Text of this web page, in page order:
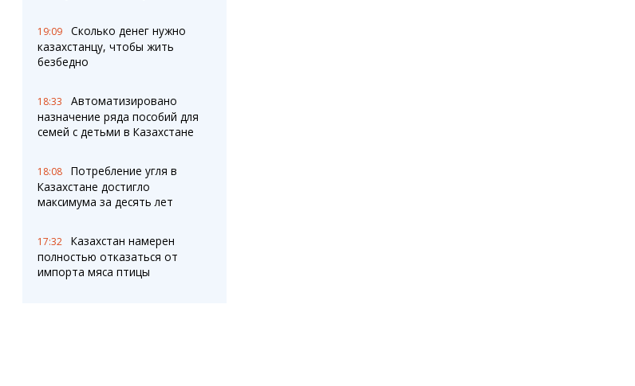
19:09
Сколько денег нужно
казахстанцу, чтобы жить
безбедно
18:33
Автоматизировано
назначение ряда пособий для
семей с детьми в Казахстане
18:08
Потребление угля в
Казахстане достигло
максимума за десять лет
17:32
Казахстан намерен
полностью отказаться от
импорта мяса птицы